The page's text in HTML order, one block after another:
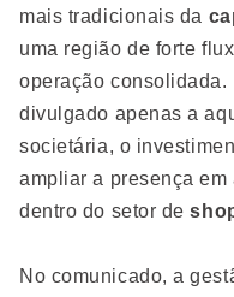
mais tradicionais da
uma região de forte
operação consolidada.
divulgado apenas a
societária, o
ampliar a presença
dentro do setor de
No comunicado, a